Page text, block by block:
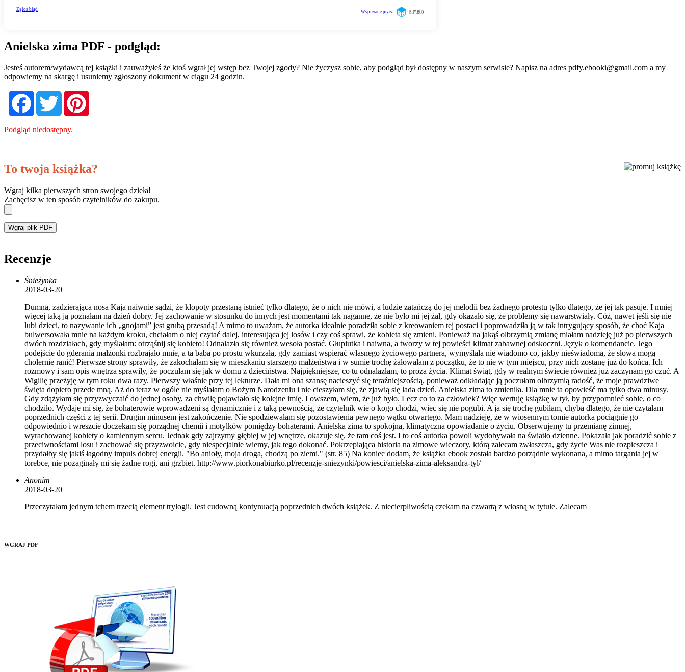
Anielska zima PDF - podgląd:
Jesteś autorem/wydawcą tej książki i zauważyłeś że ktoś wgrał jej wstęp bez Twojej zgody? Nie życzysz sobie, aby podgląd był dostępny w naszym serwisie? Napisz na adres pdfy.ebooki@gmail.com a my
odpowiemy na skargę i usuniemy zgłoszony dokument w ciągu 24 godzin.
FacebookTwitter
Podgląd niedostępny.
To twoja książka?
Wgraj kilka pierwszych stron swojego dzieła!
Zachęcisz w ten sposób czytelników do zakupu.
Wgraj plik PDF
Recenzje
Śnieżynka
2018-03-20
Dumna, zadzierająca nosa Kaja naiwnie sądzi, że kłopoty przestaną istnieć tylko dlatego, że o nich nie mówi, a ludzie zatańczą do jej melodii bez żadnego protestu tylko dlatego, że jej tak pasuje. I mniej
więcej taką ją poznałam na dzień dobry. Jej zachowanie w stosunku do innych jest momentami tak naganne, że nie było mi jej żal, gdy okazało się, że problemy się nawarstwiały. Cóż, nawet jeśli się nie
lubi dzieci, to nazywanie ich „gnojami” jest grubą przesadą! A mimo to uważam, że autorka idealnie poradziła sobie z kreowaniem tej postaci i poprowadziła ją w tak intrygujący sposób, że choć Kaja
bulwersowała mnie na każdym kroku, chciałam o niej czytać dalej, interesująca jej losów i czy coś sprawi, że kobieta się zmieni. Ponieważ na jakąś olbrzymią zmianę miałam nadzieję już po pierwszych
dwóch rozdziałach, gdy myślałam: otrząśnij się kobieto! Odnalazła się również wesoła postać. Głupiutka i naiwna, a tworzy w tej powieści klimat zabawnej odskoczni. Język o komendancie. Jego
podejście do gderania małżonki rozbrajało mnie, a ta baba po prostu wkurzała, gdy zamiast wspierać własnego życiowego partnera, wymyślała nie wiadomo co, jakby nieświadoma, że słowa mogą
cholernie ranić! Pierwsze strony sprawiły, że zakochałam się w mieszkaniu starszego małżeństwa i w sumie trochę żałowałam z początku, że to nie w tym miejscu, przy nich zostanę już do końca. Ich
rozmowy i sam opis wnętrza sprawiły, że poczułam się jak w domu z dzieciństwa. Najpiękniejsze, co tu odnalazłam, to proza życia. Klimat świąt, gdy w realnym świecie również już zaczynam go czuć. A
Wigilię przeżyję w tym roku dwa razy. Pierwszy właśnie przy tej lekturze. Dała mi ona szansę nacieszyć się teraźniejszością, ponieważ odkładając ją poczułam olbrzymią radość, że moje prawdziwe
święta dopiero przede mną. Aż do teraz w ogóle nie myślałam o Bożym Narodzeniu i nie cieszyłam się, że zjawią się lada dzień. Anielska zima to zmieniła. Dla mnie ta opowieść ma tylko dwa minusy.
Gdy zdążyłam się przyzwyczaić do jednej osoby, za chwilę pojawiało się kolejne imię. I owszem, wiem, że już było. Lecz co to za człowiek? Więc wertuję książkę w tył, by przypomnieć sobie, o co
chodziło. Wydaje mi się, że bohaterowie wprowadzeni są dynamicznie i z taką pewnością, że czytelnik wie o kogo chodzi, wiec się nie pogubi. A ja się trochę gubiłam, chyba dlatego, że nie czytałam
poprzednich części z tej serii. Drugim minusem jest zakończenie. Nie spodziewałam się pozostawienia pewnego wątku otwartego. Mam nadzieję, że w wiosennym tomie autorka pociągnie go
odpowiednio i wreszcie doczekam się porządnej chemii i motylków pomiędzy bohaterami. Anielska zima to spokojna, klimatyczna opowiadanie o życiu. Obserwujemy tu przemianę zimnej,
wyrachowanej kobiety o kamiennym sercu. Jednak gdy zajrzymy głębiej w jej wnętrze, okazuje się, że tam coś jest. I to coś autorka powoli wydobywała na światło dzienne. Pokazała jak poradzić sobie z
przeciwnościami losu i zachować się przyzwoicie, gdy niespecjalnie wiemy, jak tego dokonać. Pokrzepiająca historia na zimowe wieczory, którą zalecam zwłaszcza, gdy życie Was nie rozpieszcza i
przydałby się jakiś łagodny impuls dobrej energii. "Bo anioły, moja droga, chodzą po ziemi." (str. 85) Na koniec dodam, że książka ebook została bardzo porządnie wykonana, a mimo targania jej w
torebce, nie pozaginały mi się żadne rogi, ani grzbiet. http://www.piorkonabiurko.pl/recenzje-sniezynki/powiesci/anielska-zima-aleksandra-tyl/
Anonim
2018-03-20
Przeczytałam jednym tchem trzecią element trylogii. Jest cudowną kontynuacją poprzednich dwóch książek. Z niecierpliwością czekam na czwartą z wiosną w tytule. Zalecam
WGRAJ PDF